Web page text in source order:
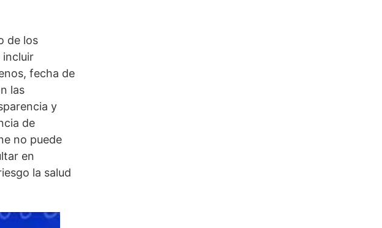
de los
incluir
fecha de
las
y
de
no puede
en
la salud